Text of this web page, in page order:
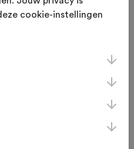
lekker klimmetje
Het
is
is 9%. In
cookie-instellingen